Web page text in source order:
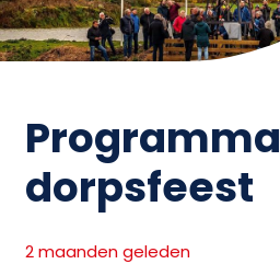
Programma
dorpsfeest
2 maanden geleden